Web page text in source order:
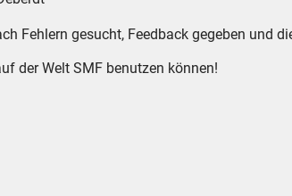
Fehlern gesucht, Feedback gegeben und
der Welt SMF benutzen können!